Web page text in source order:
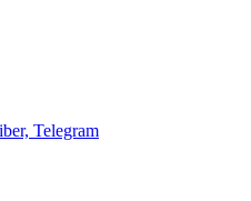
Telegram